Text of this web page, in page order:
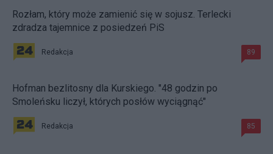
Rozłam, który może zamienić się w sojusz. Terlecki
zdradza tajemnice z posiedzeń PiS
Redakcja 89
Hofman bezlitosny dla Kurskiego. "48 godzin po
Smoleńsku liczył, których posłów wyciągnąć"
Redakcja 85